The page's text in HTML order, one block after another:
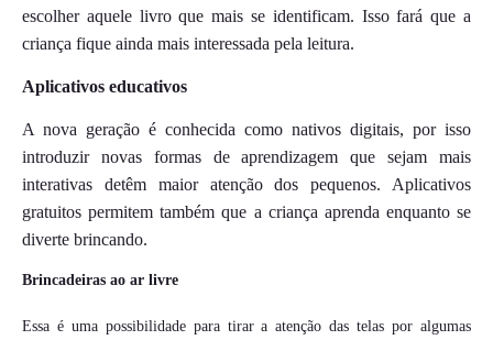
escolher aquele livro que mais se identificam. Isso fará que a
criança fique ainda mais interessada pela leitura.
Aplicativos educativos
A nova geração é conhecida como nativos digitais, por isso
introduzir novas formas de aprendizagem que sejam mais
interativas detêm maior atenção dos pequenos. Aplicativos
gratuitos permitem também que a criança aprenda enquanto se
diverte brincando.
Brincadeiras ao ar livre
Essa é uma possibilidade para tirar a atenção das telas por algumas